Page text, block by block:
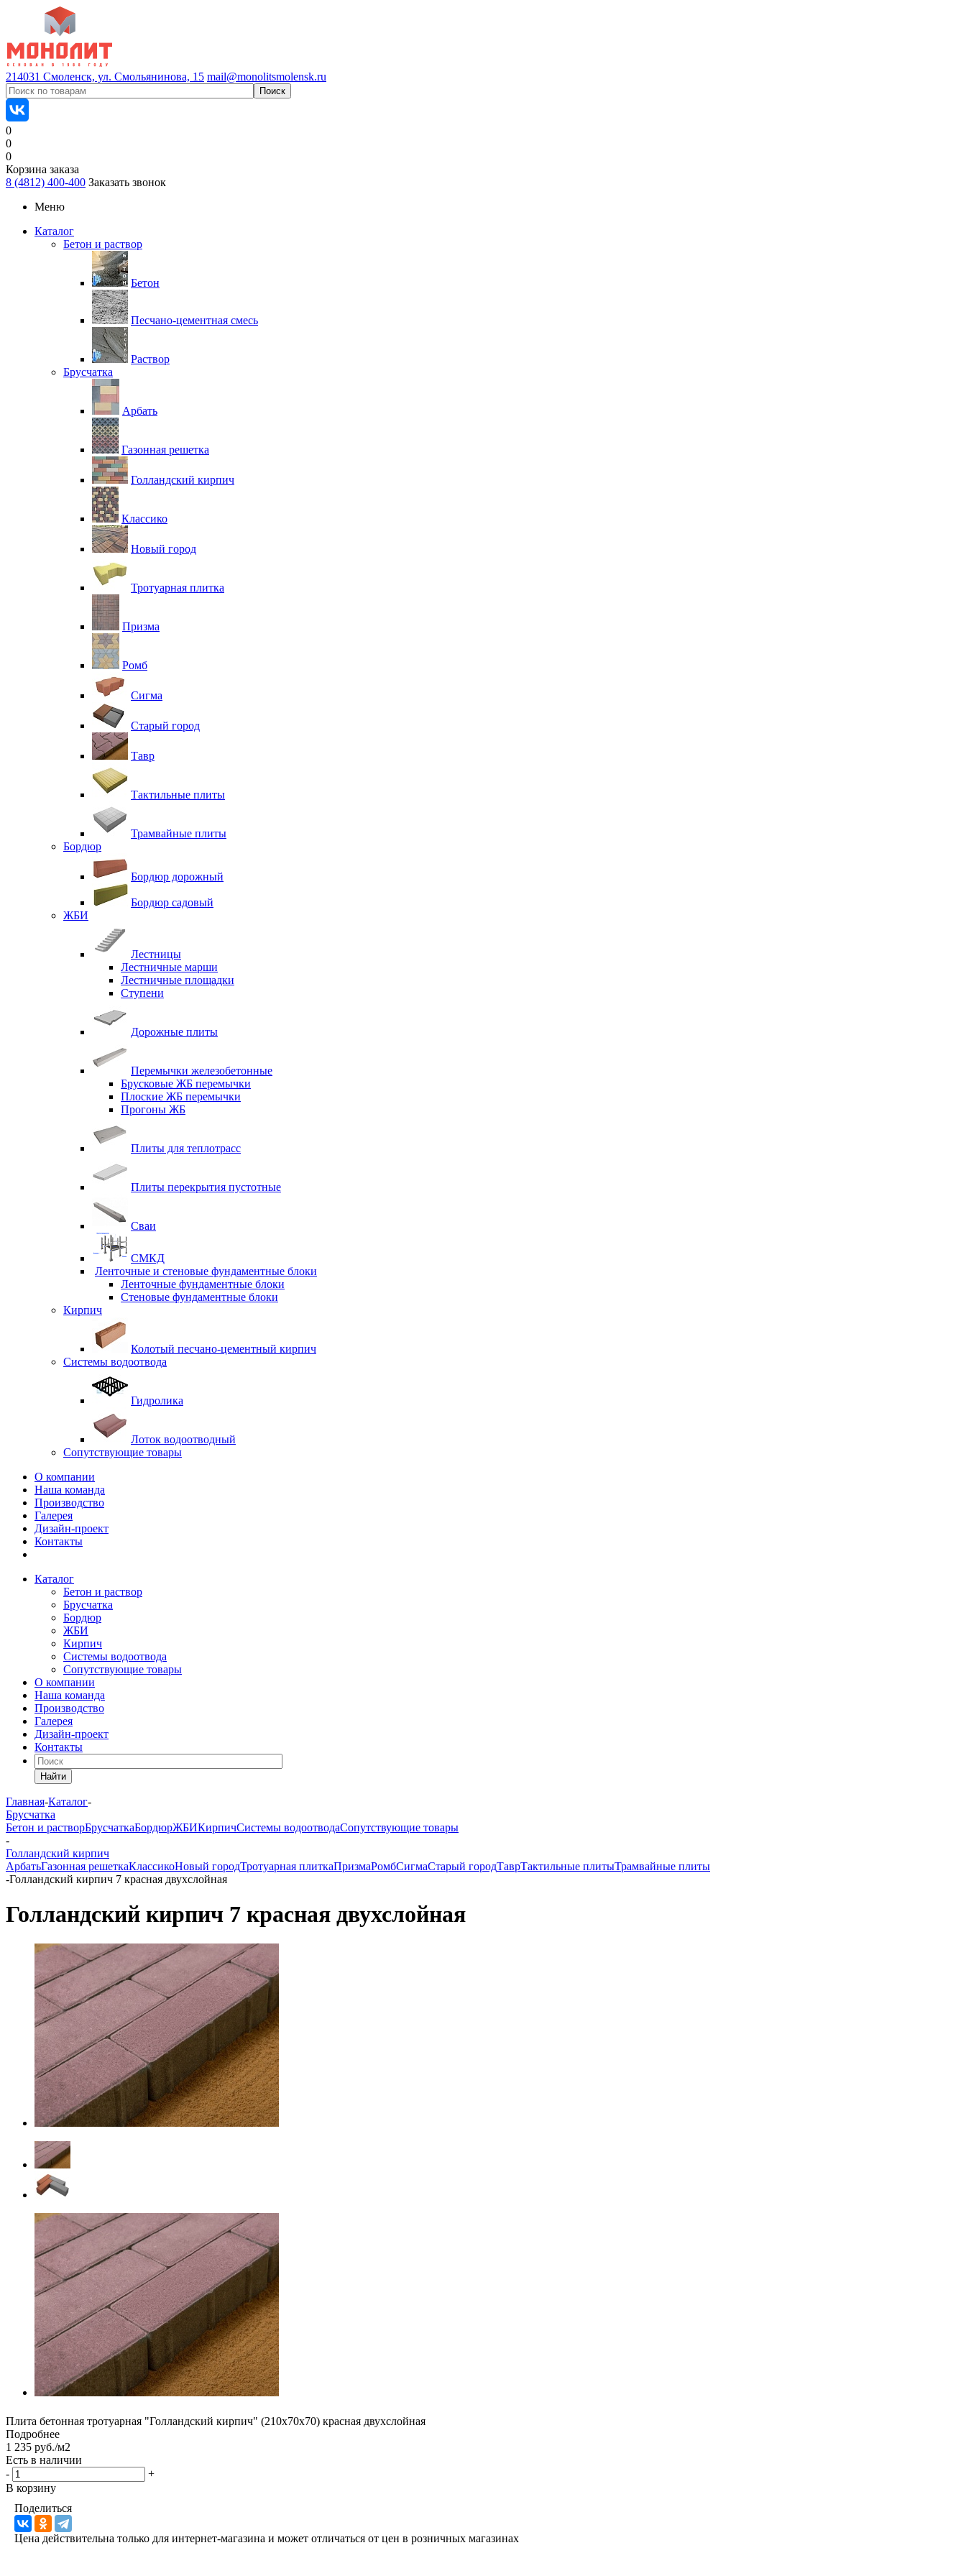
214031 Смоленск, ул. Смольянинова, 15 mail@monolitsmolensk.ru
0
0
0
Корзина заказа
8 (4812) 400-400 Заказать звонок
Меню
Каталог
Бетон и раствор
Бетон
Песчано-цементная смесь
Раствор
Брусчатка
Арбать
Газонная решетка
Голландский кирпич
Классико
Новый город
Тротуарная плитка
Призма
Ромб
Сигма
Старый город
Тавр
Тактильные плиты
Трамвайные плиты
Бордюр
Бордюр дорожный
Бордюр садовый
ЖБИ
Лестницы
Лестничные марши
Лестничные площадки
Ступени
Дорожные плиты
Перемычки железобетонные
Брусковые ЖБ перемычки
Плоские ЖБ перемычки
Прогоны ЖБ
Плиты для теплотрасс
Плиты перекрытия пустотные
Сваи
СМКД
Ленточные и стеновые фундаментные блоки
Ленточные фундаментные блоки
Стеновые фундаментные блоки
Кирпич
Колотый песчано-цементный кирпич
Системы водоотвода
Гидролика
Лоток водоотводный
Сопутствующие товары
О компании
Наша команда
Производство
Галерея
Дизайн-проект
Контакты
Каталог
Бетон и раствор
Брусчатка
Бордюр
ЖБИ
Кирпич
Системы водоотвода
Сопутствующие товары
О компании
Наша команда
Производство
Галерея
Дизайн-проект
Контакты
Найти
Главная-Каталог-
Брусчатка
Бетон и растворБрусчаткаБордюрЖБИКирпичСистемы водоотводаСопутствующие товары
-
Голландский кирпич
АрбатьГазонная решеткаКлассикоНовый городТротуарная плиткаПризмаРомбСигмаСтарый городТаврТактильные плитыТрамвайные плиты
-Голландский кирпич 7 красная двухслойная
Голландский кирпич 7 красная двухслойная
Плита бетонная тротуарная "Голландский кирпич" (210х70х70) красная двухслойная
Подробнее
1 235 руб./м2
Есть в наличии
-
+
В корзину
Поделиться
Цена действительна только для интернет-магазина и может отличаться от цен в розничных магазинах